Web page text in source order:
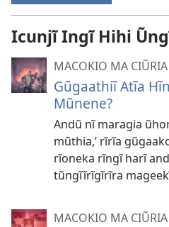
Icunjĩ Ingĩ Hihi
MACOKIO MA
Gũgaathiĩ Atĩa
Mũnene?
Andũ nĩ maragia
mũthia,’ rĩrĩa
rĩoneka rĩngĩ harĩ
tũngĩĩrĩgĩrĩra
MACOKIO MA